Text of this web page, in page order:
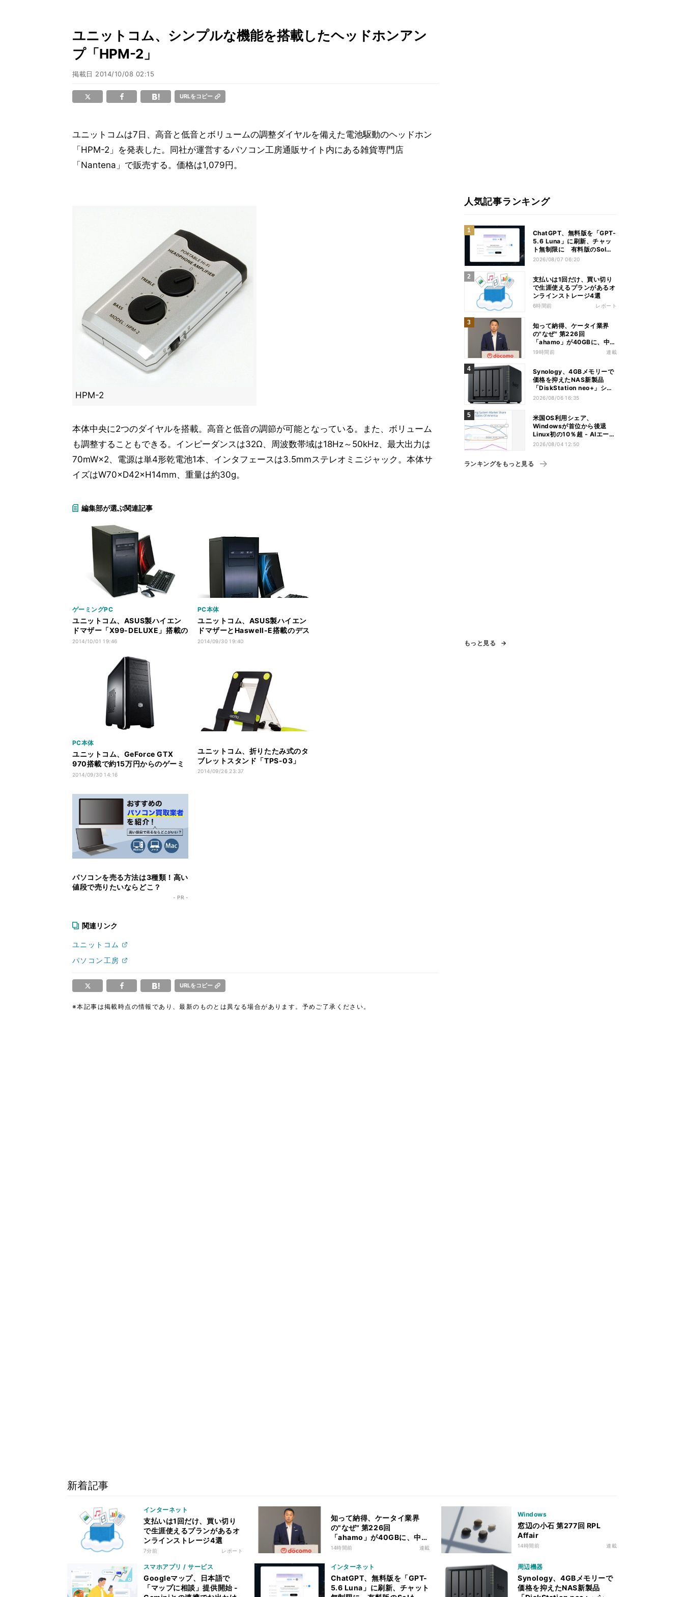
ユニットコム、シンプルな機能を搭載したヘッドホンアン
プ「HPM-2」
掲載日 2014/10/08 02:15
URLをコピー
ユニットコムは7日、高音と低音とボリュームの調整ダイヤルを備えた電池駆動のヘッドホン
「HPM-2」を発表した。同社が運営するパソコン工房通販サイト内にある雑貨専門店
「Nantena」で販売する。価格は1,079円。
HPM-2
本体中央に2つのダイヤルを搭載。高音と低音の調節が可能となっている。また、ボリューム
も調整することもできる。インピーダンスは32Ω、周波数帯域は18Hz～50kHz、最大出力は
70mW×2、電源は単4形乾電池1本、インタフェースは3.5mmステレオミニジャック。本体サ
イズはW70×D42×H14mm、重量は約30g。
編集部が選ぶ関連記事
ゲーミングPC
ユニットコム、ASUS製ハイエン
ドマザー「X99-DELUXE」搭載の
ミドルタワーPC
2014/10/01 19:46
PC本体
ユニットコム、ASUS製ハイエン
ドマザーとHaswell-E搭載のデス
クトップPC
2014/09/30 19:40
PC本体
ユニットコム、GeForce GTX
970搭載で約15万円からのゲーミ
ングPC
2014/09/30 14:16
ユニットコム、折りたたみ式のタ
ブレットスタンド「TPS-03」
2014/09/26 23:37
パソコンを売る方法は3種類！高い
値段で売りたいならどこ？
- PR -
関連リンク
ユニットコム
パソコン工房
URLをコピー
※本記事は掲載時点の情報であり、最新のものとは異なる場合があります。予めご了承ください。
人気記事ランキング
ChatGPT、無料版を「GPT-
5.6 Luna」に刷新、チャッ
ト無制限に 有料版のSolも
精度向上
2026/08/07 06:20
支払いは1回だけ、買い切り
で生涯使えるプランがあるオ
ンラインストレージ4選
6時間前 レポート
知って納得、ケータイ業界
の"なぜ" 第226回
「ahamo」が40GBに、中容
量帯のキャンペーン競争激化
19時間前 連載
Synology、4GBメモリーで
価格を抑えたNAS新製品
「DiskStation neo+」シリ
ーズ
2026/08/06 16:35
米国OS利用シェア、
Windowsが首位から後退
Linux初の10％超 - AIエージ
ェントが影響か
2026/08/04 12:50
ランキングをもっと見る
もっと見る
新着記事
インターネット
支払いは1回だけ、買い切り
で生涯使えるプランがあるオ
ンラインストレージ4選
7分前 レポート
知って納得、ケータイ業界
の"なぜ" 第226回
「ahamo」が40GBに、中容
量帯のキャンペーン競争激化
り
14時間前 連載
Windows
窓辺の小石 第277回 RPL
Affair
14時間前 連載
スマホアプリ / サービス
Googleマップ、日本語で
「マップに相談」提供開始 -
インターネット
ChatGPT、無料版を「GPT-
5.6 Luna」に刷新、チャット
周辺機器
Synology、4GBメモリーで
価格を抑えたNAS新製品